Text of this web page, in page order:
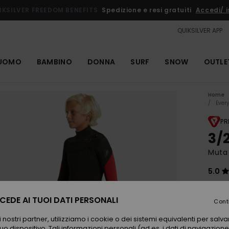
FREEDOM BENEFITS Spedizione e resi gratuiti Accedi/
QUIKSILVER APP
BAMBINO DONNA SURF SNOW
Home
3/
5.0
AI TUOI DATI PERSONALI
partner, utilizziamo i cookie o dei sistemi equivalenti per